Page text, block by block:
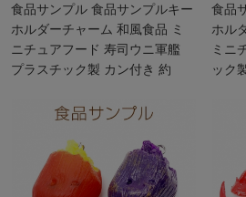
食品サンプル 食品サンプルキー
ホルダーチャーム 和風食品 ミ
ニチュアフード 寿司ウニ軍艦
プラスチック製 カン付き 約
食品
ホル
ミニ
ック